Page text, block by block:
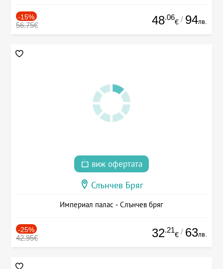
-15%
56.75€ 48.06
€ / 94лв.
виж офертата
Слънчев Бряг
Империал палас - Слънчев бряг
-25%
42.95€ 32.21
€ / 63лв.